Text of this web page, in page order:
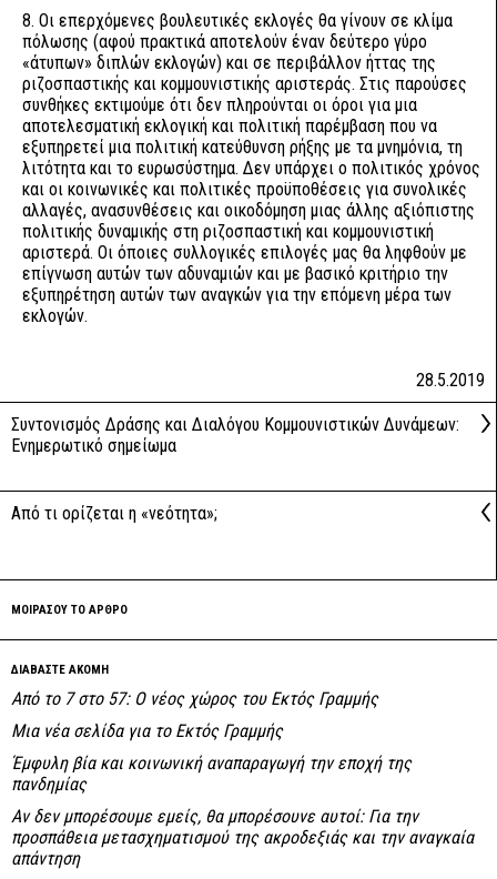
8. Οι επερχόμενες βουλευτικές εκλογές θα γίνουν σε κλίμα
πόλωσης (αφού πρακτικά αποτελούν έναν δεύτερο γύρο
«άτυπων» διπλών εκλογών) και σε περιβάλλον ήττας της
ριζοσπαστικής και κομμουνιστικής αριστεράς. Στις παρούσες
συνθήκες εκτιμούμε ότι δεν πληρούνται οι όροι για μια
αποτελεσματική εκλογική και πολιτική παρέμβαση που να
εξυπηρετεί μια πολιτική κατεύθυνση ρήξης με τα μνημόνια, τη
λιτότητα και το ευρωσύστημα. Δεν υπάρχει ο πολιτικός χρόνος
και οι κοινωνικές και πολιτικές προϋποθέσεις για συνολικές
αλλαγές, ανασυνθέσεις και οικοδόμηση μιας άλλης αξιόπιστης
πολιτικής δυναμικής στη ριζοσπαστική και κομμουνιστική
αριστερά. Οι όποιες συλλογικές επιλογές μας θα ληφθούν με
επίγνωση αυτών των αδυναμιών και με βασικό κριτήριο την
εξυπηρέτηση αυτών των αναγκών για την επόμενη μέρα των
εκλογών.
28.5.2019
Συντονισμός Δράσης και Διαλόγου Κομμουνιστικών Δυνάμεων:
Ενημερωτικό σημείωμα
Από τι ορίζεται η «νεότητα»;
ΜΟΙΡΑΣΟΥ ΤΟ ΑΡΘΡΟ
ΔΙΑΒΑΣΤΕ ΑΚΟΜΗ
Από το 7 στο 57: Ο νέος χώρος του Εκτός Γραμμής
Μια νέα σελίδα για το Εκτός Γραμμής
Έμφυλη βία και κοινωνική αναπαραγωγή την εποχή της
πανδημίας
Αν δεν μπορέσουμε εμείς, θα μπορέσουνε αυτοί: Για την
προσπάθεια μετασχηματισμού της ακροδεξιάς και την αναγκαία
απάντηση